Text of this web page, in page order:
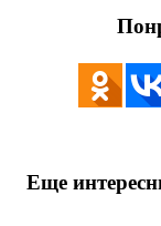
Еще